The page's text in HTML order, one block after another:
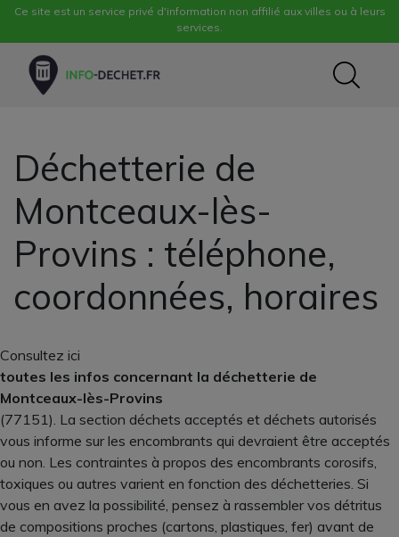
Ce site est un service privé d'information non affilié aux villes ou à leurs
services.
Déchetterie de
Montceaux-lès-
Provins : téléphone,
coordonnées, horaires
Consultez ici
toutes les infos concernant la déchetterie de
Montceaux-lès-Provins
(77151). La section déchets acceptés et déchets autorisés
vous informe sur les encombrants qui devraient être acceptés
ou non. Les contraintes à propos des encombrants corosifs,
toxiques ou autres varient en fonction des déchetteries. Si
vous en avez la possibilité, pensez à rassembler vos détritus
de compositions proches (cartons, plastiques, fer) avant de